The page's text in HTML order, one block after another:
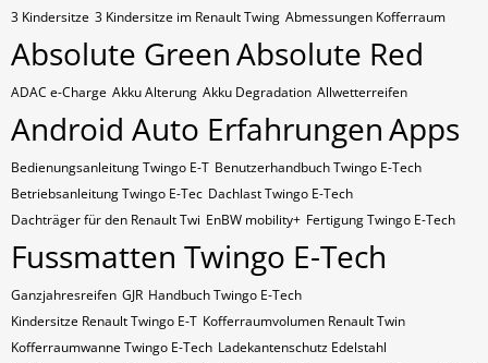
3 Kindersitze 3 Kindersitze im Renault Twing Abmessungen Kofferraum
Absolute GreenAbsolute Red
ADAC e-Charge Akku Alterung Akku Degradation Allwetterreifen
Android Auto ErfahrungenApps
Bedienungsanleitung Twingo E-T Benutzerhandbuch Twingo E-Tech
Betriebsanleitung Twingo E-Tec Dachlast Twingo E-Tech
Dachträger für den Renault Twi EnBW mobility+ Fertigung Twingo E-Tech
Fussmatten Twingo E-Tech
Ganzjahresreifen GJR Handbuch Twingo E-Tech
Kindersitze Renault Twingo E-T Kofferraumvolumen Renault Twin
Kofferraumwanne Twingo E-Tech Ladekantenschutz Edelstahl